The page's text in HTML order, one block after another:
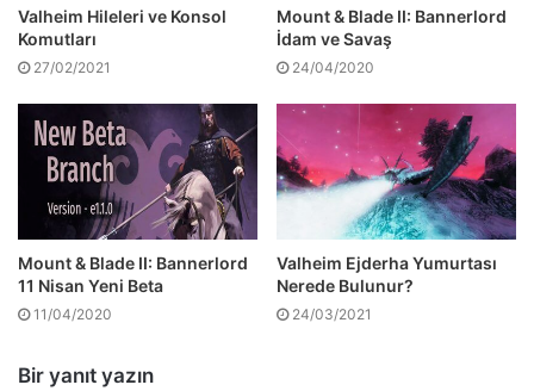
Valheim Hileleri ve Konsol
Komutları
27/02/2021
Mount & Blade II: Bannerlord
İdam ve Savaş
24/04/2020
Mount & Blade II: Bannerlord
11 Nisan Yeni Beta
11/04/2020
Valheim Ejderha Yumurtası
Nerede Bulunur?
24/03/2021
Bir yanıt yazın